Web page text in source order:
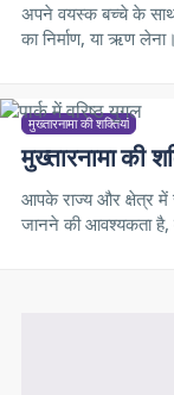
अपने वयस्क बच्चे के साथ
का निर्माण, या ऋण
मुख्तारनामा की शक्तियां
मुख्तारनामा की
आपके राज्य और क्षेत्र में
जानने की आवश्यकता